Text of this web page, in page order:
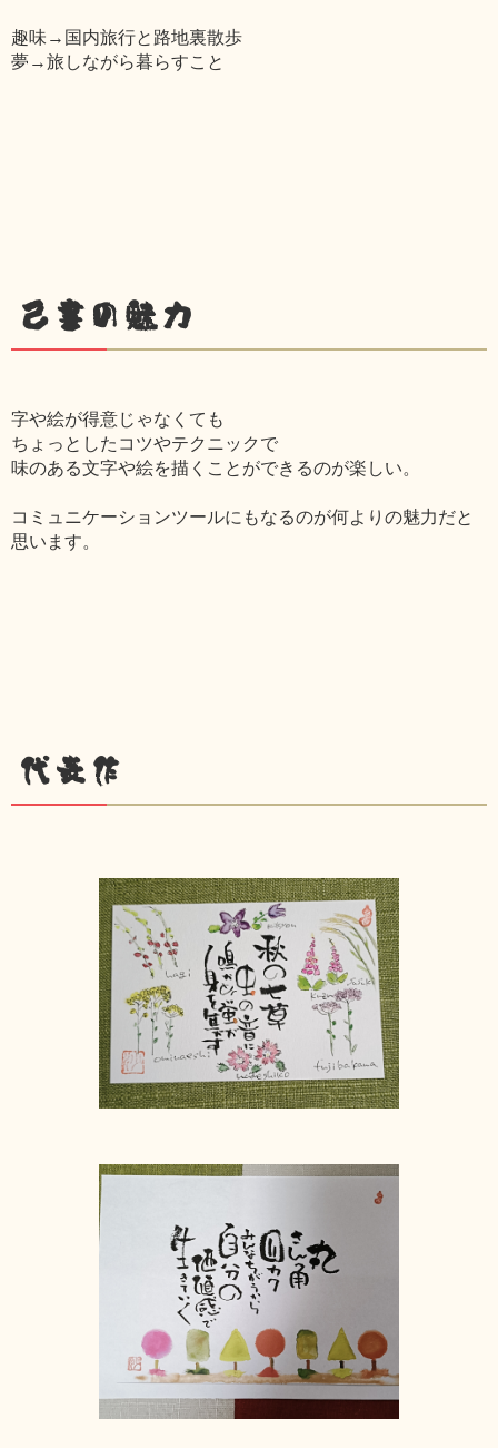
趣味→国内旅行と路地裏散歩
夢→旅しながら暮らすこと
己書の魅力
字や絵が得意じゃなくても
ちょっとしたコツやテクニックで
味のある文字や絵を描くことができるのが楽しい。
コミュニケーションツールにもなるのが何よりの魅力だと
思います。
代表作